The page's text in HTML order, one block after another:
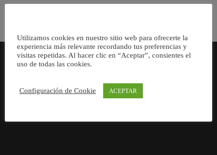
Autónomos.
Utilizamos cookies en nuestro sitio web para ofrecerte la
experiencia más relevante recordando tus preferencias y
visitas repetidas. Al hacer clic en “Aceptar”, consientes el
uso de todas las cookies.
Configuración de Cookie ACEPTAR